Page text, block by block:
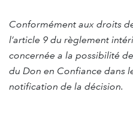
Conformément aux droits
l’article 9 du règlement
concernée a la possibilité
du Don en Confiance dans
notification de la décision.